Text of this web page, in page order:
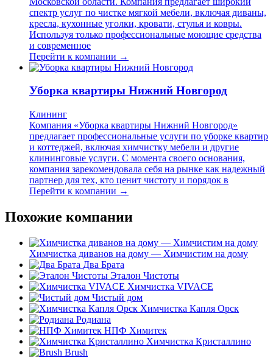
спектр услуг по чистке мягкой мебели, включая диваны,
кресла, кухонные уголки, кровати, стулья и ковры.
Используя только профессиональные моющие средства
и современное
Перейти к компании →
Уборка квартиры Нижний Новгород
Клининг
Компания «Уборка квартиры Нижний Новгород»
предлагает профессиональные услуги по уборке квартир
и коттеджей, включая химчистку мебели и другие
клининговые услуги. С момента своего основания,
компания зарекомендовала себя на рынке как надежный
партнер для тех, кто ценит чистоту и порядок в
Перейти к компании →
Похожие компании
Химчистка диванов на дому — Химчистим на дому
Два Брата
Эталон Чистоты
Химчистка VIVACE
Чистый дом
Химчистка Капля Орск
Родиана
НПФ Химитек
Химчистка Кристаллино
Brush